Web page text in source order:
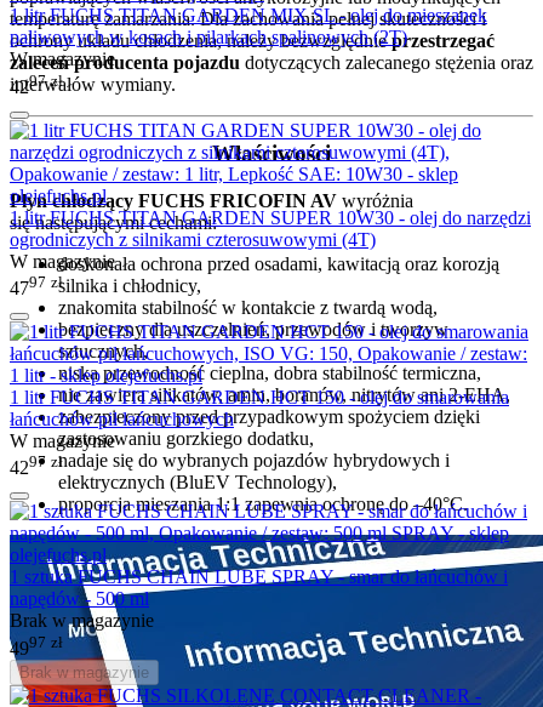
temperaturę zamarzania. Dla zachowania pełnej skuteczności i
ochrony układu chłodzenia, należy bezwzględnieprzestrzegać
zaleceń producenta pojazdu dotyczących zalecanego stężenia oraz
interwałów wymiany.
Właściwości
Płyn chłodzący FUCHS FRICOFIN AV wyróżnia
się następującymi cechami:
doskonała ochrona przed osadami, kawitacją oraz korozją
silnika i chłodnicy,
znakomita stabilność w kontakcie z twardą wodą,
bezpieczny dla uszczelnień, przewodów i tworzyw
sztucznych,
niska przewodność cieplna, dobra stabilność termiczna,
nie zawiera silikatów, amin, boranów, nitrytów ani 2-EHA,
zabezpieczony przed przypadkowym spożyciem dzięki
zastosowaniu gorzkiego dodatku,
nadaje się do wybranych pojazdów hybrydowych i
elektrycznych (BluEV Technology),
proporcja mieszania 1:1 zapewnia ochronę do –40°C.
1 litr FUCHS TITAN GARDEN MIX SL - olej do mieszanek
paliwowych w kosach i pilarkach spalinowych (2T)
W magazynie
4297 zł
1 litr FUCHS TITAN GARDEN SUPER 10W30 - olej do narzędzi
ogrodniczych z silnikami czterosuwowymi (4T)
W magazynie
4797 zł
1 litr FUCHS TITAN GARDEN HCT 150 - olej do smarowania
łańcuchów pił łańcuchowych
W magazynie
4297 zł
1 sztuka FUCHS CHAIN LUBE SPRAY - smar do łańcuchów i
napędów - 500 ml
Brak w magazynie
4997 zł
Brak w magazynie